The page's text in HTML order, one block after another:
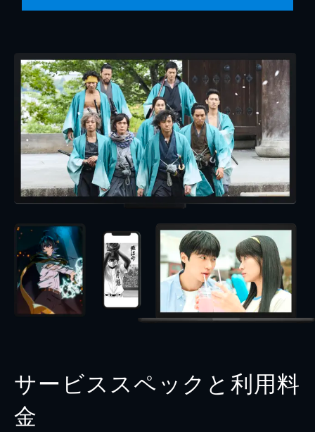
サービススペックと利用料
金